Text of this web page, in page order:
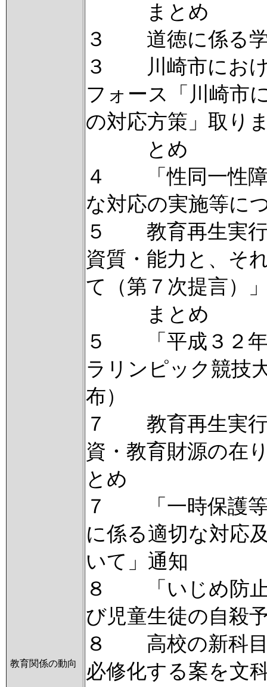
教育関係の動向
まとめ
３ 道徳に係る学
３ 川崎市におけ
フォース「川崎市
の対応方策」取り
とめ
４ 「性同一性障
な対応の実施等に
５ 教育再生実行
資質・能力と、そ
て（第７次提言）
まとめ
５ 「平成３２年
ラリンピック競技
布）
７ 教育再生実行
資・教育財源の在
とめ
７ 「一時保護等
に係る適切な対応
いて」通知
８ 「いじめ防止
び児童生徒の自殺
８ 高校の新科目
必修化する案を文